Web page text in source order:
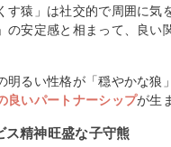
す猿」は社交的で周囲に気
の安定感と相まって、良い
明るい性格が「穏やかな狼
良いパートナーシップが生
ス精神旺盛な子守熊